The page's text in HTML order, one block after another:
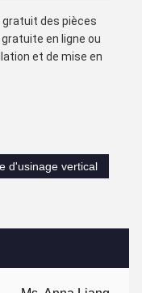
des pièces
en ligne ou
et de mise en
d'usinage vertical